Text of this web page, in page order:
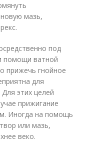
мазь,
под
помощи ватной
прижечь гнойное
для
этих целей
прижигание
Иногда на помощь
или мазь,
веко.